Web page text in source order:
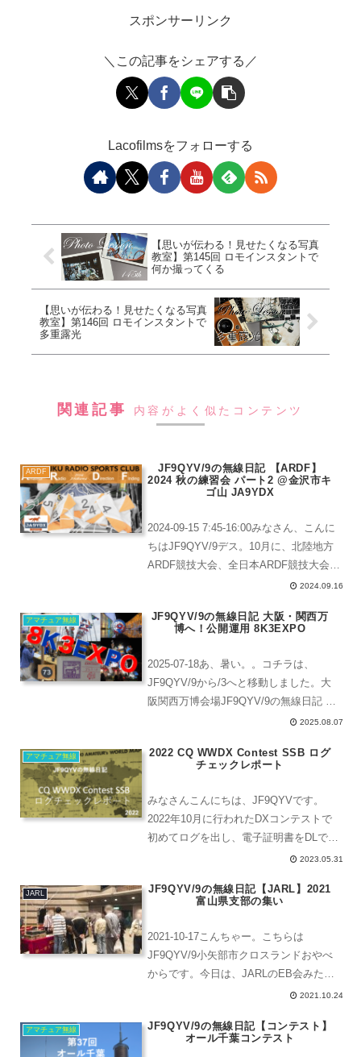
スポンサーリンク
＼この記事をシェアする／
Lacofilmsをフォローする
【思いが伝わる！見せたくなる写真
教室】第145回 ロモインスタントで
何か撮ってくる
【思いが伝わる！見せたくなる写真
教室】第146回 ロモインスタントで
多重露光
関連記事 内容がよく似たコンテンツ
ARDF
JF9QYV/9の無線日記 【ARDF】
2024 秋の練習会 パート2 @金沢市キ
ゴ山 JA9YDX
2024-09-15 7:45-16:00みなさん、こんに
ちはJF9QYV/9デス。10月に、北陸地方
ARDF競技大会、全日本ARDF競技大会を
控えているので今日も練習会がありま
ブ）からも選手が出場しま...
2024.09.16
アマチュア無線
JF9QYV/9の無線日記 大阪・関西万
博へ！公開運用 8K3EXPO
2025-07-18あ、暑い。。コチラは、
JF9QYV/9から/3へと移動しました。大
阪関西万博会場JF9QYV/9の無線日記 大
阪・関西万博へ！公開運用 8K3EXPO大
は学生時代の親友がいて、親友の旦...
2025.08.07
アマチュア無線
2022 CQ WWDX Contest SSB ログ
チェックレポート
みなさんこんにちは、JF9QYVです。
2022年10月に行われたDXコンテストで
初めてログを出し、電子証明書をDLでき
る状態になりました。わぁい！9エリア
の後、ログチェックレポートに関するメ
2023.05.31
JARL
JF9QYV/9の無線日記【JARL】2021
富山県支部の集い
2021-10-17こんちゃー。こちらは
JF9QYV/9小矢部市クロスランドおやべ
からです。今日は、JARLのEB会みたい
な集いがありました。【JARL】令和3年
いコロナ禍で、イベントはキャンセルが
2021.10.24
アマチュア無線
JF9QYV/9の無線日記【コンテスト】
オール千葉コンテスト